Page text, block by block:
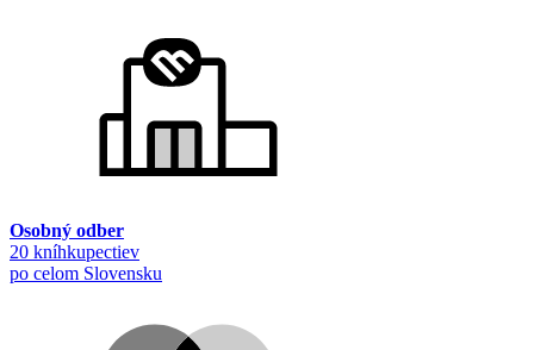
Osobný odber
20 kníhkupectiev
po celom Slovensku